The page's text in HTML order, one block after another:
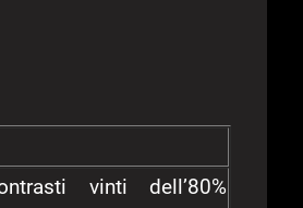
vinti dell’80%